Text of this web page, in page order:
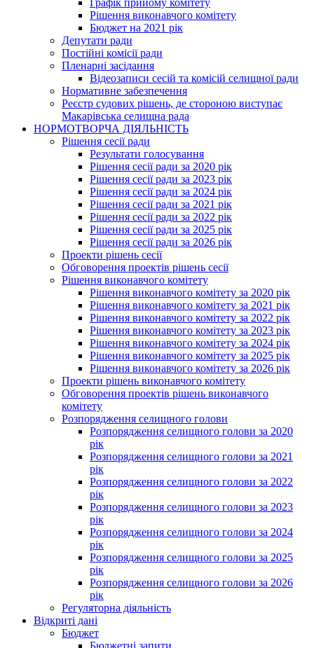
Графік прийому комітету
Рішення виконавчого комітету
Бюджет на 2021 рік
Депутати ради
Постійні комісії ради
Пленарні засідання
Відеозаписи сесій та комісій селищної ради
Нормативне забезпечення
Реєстр судових рішень, де стороною виступає
Макарівська селищна рада
НОРМОТВОРЧА ДІЯЛЬНІСТЬ
Рішення сесії ради
Результати голосування
Рішення сесії ради за 2020 рік
Рішення сесії ради за 2023 рік
Рішення сесії ради за 2024 рік
Рішення сесії ради за 2021 рік
Рішення сесії ради за 2022 рік
Рішення сесії ради за 2025 рік
Рішення сесії ради за 2026 рік
Проекти рішень сесії
Обговорення проектів рішень сесії
Рішення виконавчого комітету
Рішення виконавчого комітету за 2020 рік
Рішення виконавчого комітету за 2021 рік
Рішення виконавчого комітету за 2022 рік
Рішення виконавчого комітету за 2023 рік
Рішення виконавчого комітету за 2024 рік
Рішення виконавчого комітету за 2025 рік
Рішення виконавчого комітету за 2026 рік
Проекти рішень виконавчого комітету
Обговорення проектів рішень виконавчого
комітету
Розпорядження селищного голови
Розпорядження селищного голови за 2020
рік
Розпорядження селищного голови за 2021
рік
Розпорядження селищного голови за 2022
рік
Розпорядження селищного голови за 2023
рік
Розпорядження селищного голови за 2024
рік
Розпорядження селищного голови за 2025
рік
Розпорядження селищного голови за 2026
рік
Регуляторна діяльність
Відкриті дані
Бюджет
Бюджетні запити